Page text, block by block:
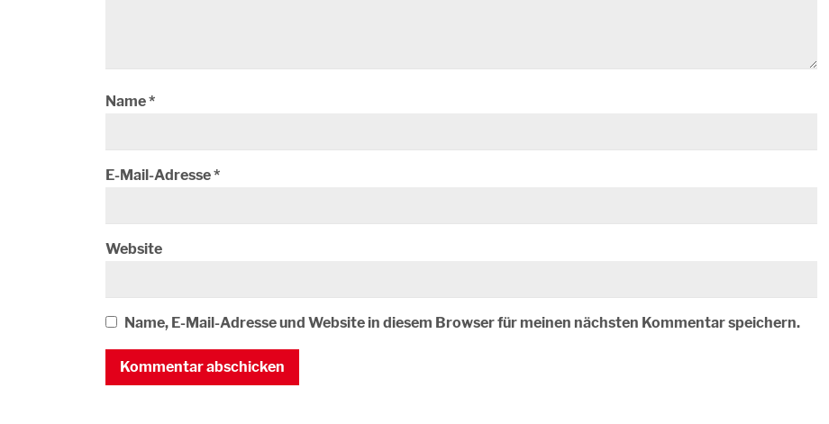
Name*
E-Mail-Adresse*
Website
Name, E-Mail-Adresse und Website in diesem Browser für meinen nächsten Kommentar speichern.